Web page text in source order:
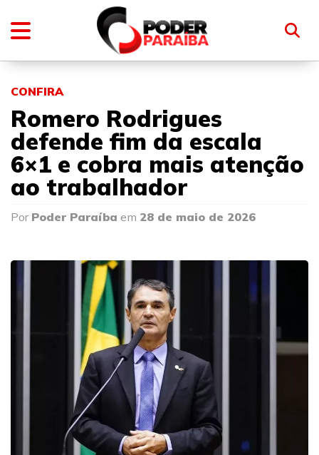
CONFIRA
Romero Rodrigues
defende fim da escala
6×1 e cobra mais atenção
ao trabalhador
Por Poder Paraíba em 28 de maio de 2026